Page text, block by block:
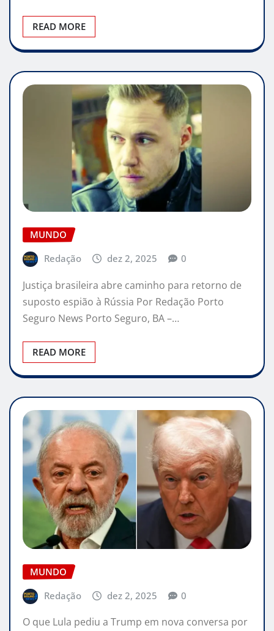
READ MORE
MUNDO
Redação
dez 2, 2025 0
Justiça brasileira abre caminho para retorno de
suposto espião à Rússia Por Redação Porto
Seguro News Porto Seguro, BA –…
READ MORE
MUNDO
Redação
dez 2, 2025 0
O que Lula pediu a Trump em nova conversa por